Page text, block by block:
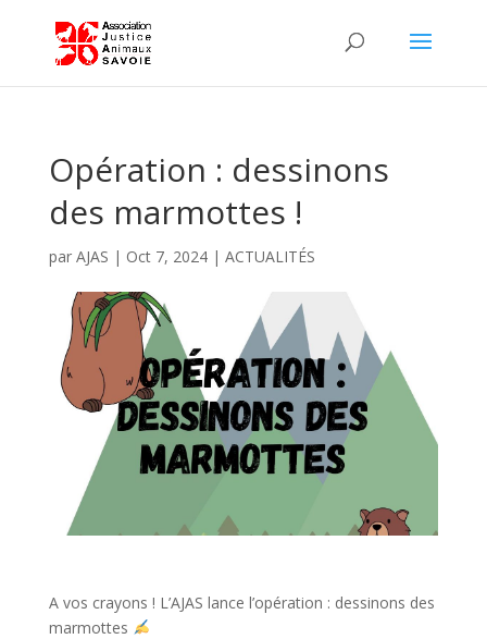
Opération : dessinons
des marmottes !
par AJAS | Oct 7, 2024| ACTUALITÉS
A vos crayons ! L’AJAS lance l’opération : dessinons des
marmottes